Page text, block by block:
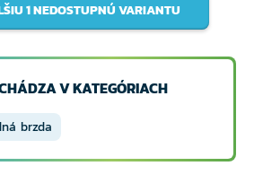
1 NEDOSTUPNÚ VARIANTU
V KATEGÓRIACH
brzda